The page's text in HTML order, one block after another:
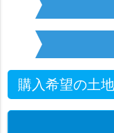
購入希望の土